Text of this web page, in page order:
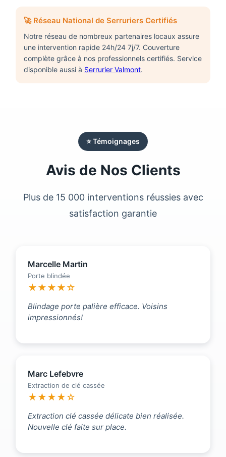
🚀 Réseau National de Serruriers Certifiés
Notre réseau de nombreux partenaires locaux assure
une intervention rapide 24h/24 7j/7. Couverture
complète grâce à nos professionnels certifiés. Service
disponible aussi à Serrurier Valmont.
⭐ Témoignages
Avis de Nos Clients
Plus de 15 000 interventions réussies avec
satisfaction garantie
Marcelle Martin
Porte blindée
★★★★☆
Blindage porte palière efficace. Voisins
impressionnés!
Marc Lefebvre
Extraction de clé cassée
★★★★☆
Extraction clé cassée délicate bien réalisée.
Nouvelle clé faite sur place.